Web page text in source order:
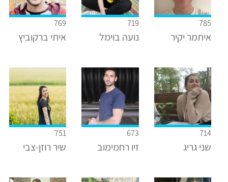
785
איתמר יקיר
719
נועה בוימל
769
איתי ברקוביץ
714
שני גריג
673
זיו רחמימוב
751
שיר רוזן-צבי